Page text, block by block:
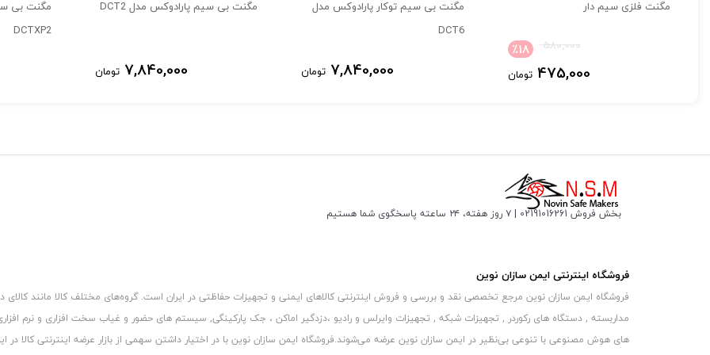
بگوییم می توان گفت تا حداکثر 70 متر می تواند این سنسور مگنت از مرکز فاصله داشته باشد . البته برای بیشتر کردن متراژ بیسیم می توانیم از ماژول توسعه بی سیم ( RPT1 ) نیز استفاده کنیم.
این مگنت قابلیت تشخیص سطح ولتاژ باطری خود را دارد بدین معنا که وقتی ولتاژ باتری به مرور زمان کم شود کنترل پنل می تواند این
ولت باشد به کنترل پنل اعلام میکند و کنترل پنل این اخطار را به کاربر اعلام میکند.
مگنت فلزی سیم دار
٪18 580,000
475,000 تومان
مگنت بی سیم توکار پارادوکس مدل
DCT6
7,840,000 تومان
مگنت بی سیم پارادوکس مدل DCT2
7,840,000 تومان
مگنت بی
DCTXP2
بخش فروش 02191016261 | ۷ روز هفته، ۲۴ ساعته پاسخگوی شما هستیم
فروشگاه اینترنتی ایمن سازان نوین
فروشگاه ایمن سازان نوین مرجع تخصصی نقد و بررسی و فروش اینترنتی کالاهای ایمنی و تجهیزات حفاظتی در ایران است. گروه‏‏‌های مختلف کالا مانند کالای
مداربسته , دستگاه های رکوردر , تجهیزات شبکه , تجهیزات وایرلس و رادیو ،دزدگیر اماکن ، جک پارکینگی, سیستم های حضور و غیاب سخت افزاری و نرم
های هوش مصنوعی با تنوعی بی‌نظیر در ایمن سازان نوین عرضه می‏‏‏‌شوند.فروشگاه ایمن سازان نوین با در اختیار داشتن سهمی از بازار عرضه اینترنتی کالا در